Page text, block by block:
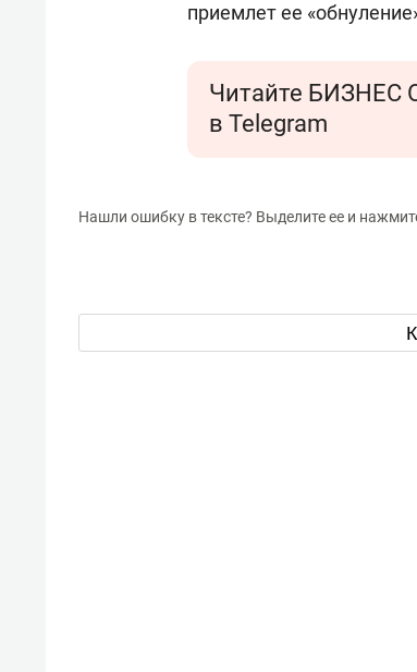
приемлет ее
Читайте БИЗНЕС
в Telegram
Нашли ошибку в тексте? Выделите ее и